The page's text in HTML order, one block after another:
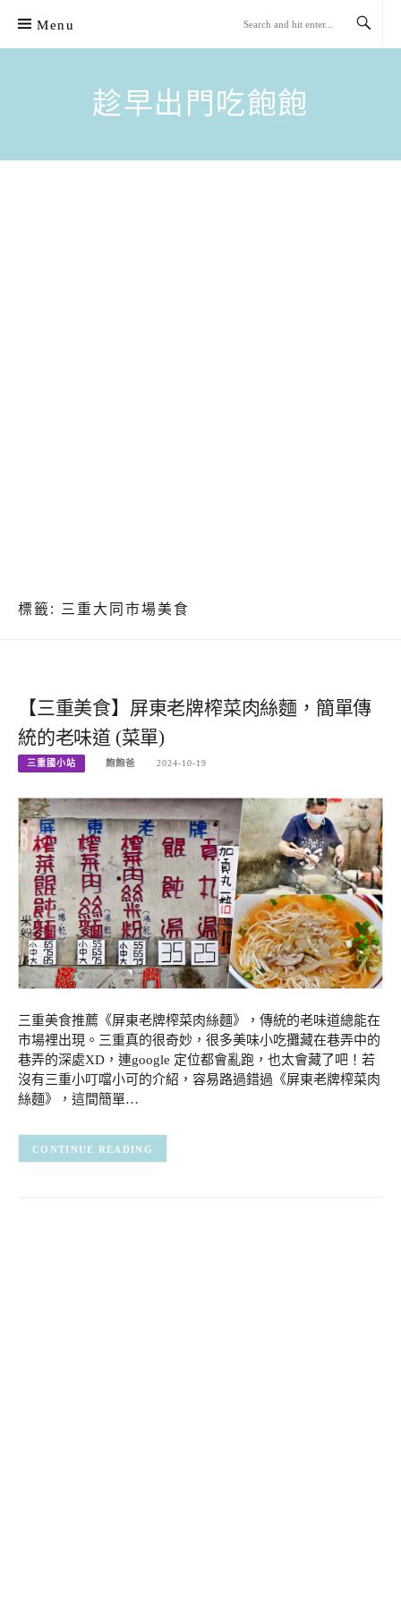
content
Menu
趁早出門吃飽飽
標籤: 三重大同市場美食
【三重美食】屏東老牌榨菜肉絲麵，簡單傳
統的老味道 (菜單)
三重國小站 飽飽爸 2024-10-19
三重美食推薦《屏東老牌榨菜肉絲麵》，傳統的老味道總能在
市場裡出現。三重真的很奇妙，很多美味小吃攤藏在巷弄中的
巷弄的深處XD，連google 定位都會亂跑，也太會藏了吧！若
沒有三重小叮噹小可的介紹，容易路過錯過《屏東老牌榨菜肉
絲麵》，這間簡單…
CONTINUE READING